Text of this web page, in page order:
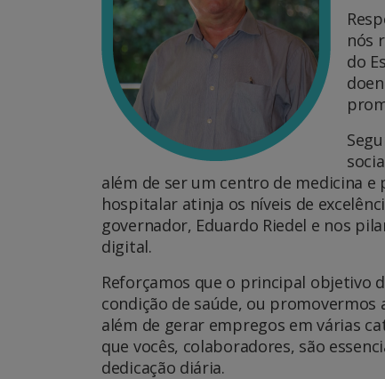
nós
do
além de ser um centro de medicina
hospitalar atinja os níveis de
governador, Eduardo Riedel e nos
digital.
Reforçamos que o principal objetivo
condição de saúde, ou promovermos
além de gerar empregos em várias
que vocês, colaboradores, são
dedicação diária.